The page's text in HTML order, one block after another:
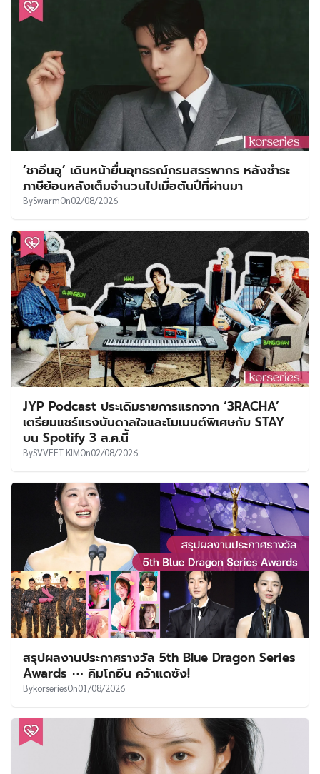
‘ชาอึนอู’ เดินหน้ายื่นอุทธรณ์กรมสรรพากร หลังชำระ
ภาษีย้อนหลังเต็มจำนวนไปเมื่อต้นปีที่ผ่านมา
BySwarmOn02/08/2026
JYP Podcast ประเดิมรายการแรกจาก ‘3RACHA’
เตรียมแชร์แรงบันดาลใจและโมเมนต์พิเศษกับ STAY
บน Spotify 3 ส.ค.นี้
BySVVEET KIMOn02/08/2026
สรุปผลงานประกาศรางวัล 5th Blue Dragon Series
Awards ⋯ คิมโกอึน คว้าแดซัง!
BykorseriesOn01/08/2026